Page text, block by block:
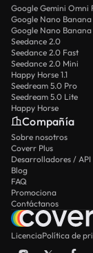
Google Gemini Omni
Google Nano Banana
Google Nano Banana
Seedance 2.0
Seedance 2.0 Fast
Seedance 2.0 Mini
Happy Horse 1.1
Seedream 5.0 Pro
Seedream 5.0 Lite
Happy Horse
Compañía
Sobre nosotros
Coverr Plus
Desarrolladores / API
Blog
FAQ
Promociona
Contáctanos
LicenciaPolítica de